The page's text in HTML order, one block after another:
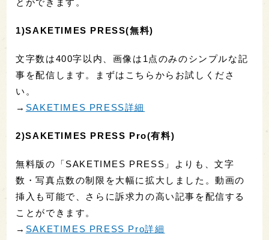
とができます。
1)SAKETIMES PRESS(無料)
文字数は400字以内、画像は1点のみのシンプルな記
事を配信します。まずはこちらからお試しくださ
い。
→ SAKETIMES PRESS詳細
2)SAKETIMES PRESS Pro(有料)
無料版の「SAKETIMES PRESS」よりも、文字
数・写真点数の制限を大幅に拡大しました。動画の
挿入も可能で、さらに訴求力の高い記事を配信する
ことができます。
→ SAKETIMES PRESS Pro詳細